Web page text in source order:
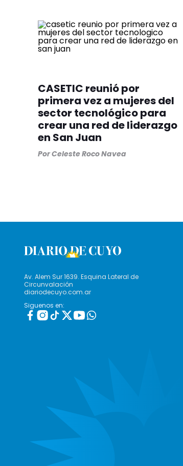
CASETIC reunió por
primera vez a mujeres del
sector tecnológico para
crear una red de liderazgo
en San Juan
PorCeleste Roco Navea
Av. Alem Sur 1639. Esquina Lateral de
Circunvalación
diariodecuyo.com.ar
Siguenos en: